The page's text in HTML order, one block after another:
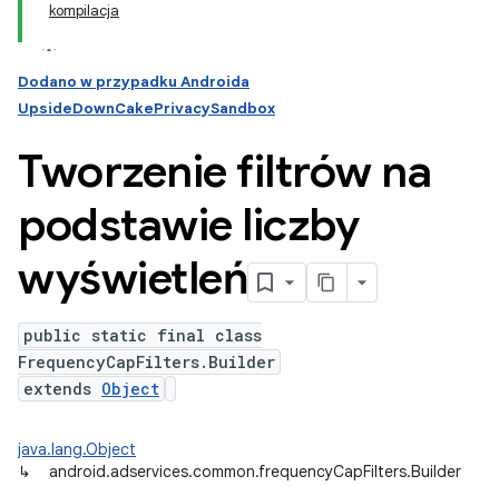
kompilacja
Dodano w przypadku Androida
UpsideDownCakePrivacySandbox
Tworzenie filtrów na
podstawie liczby
wyświetleń
public static final class
FrequencyCapFilters.Builder
extends Object
java.lang.Object
↳
android.adservices.common.frequencyCapFilters.Builder